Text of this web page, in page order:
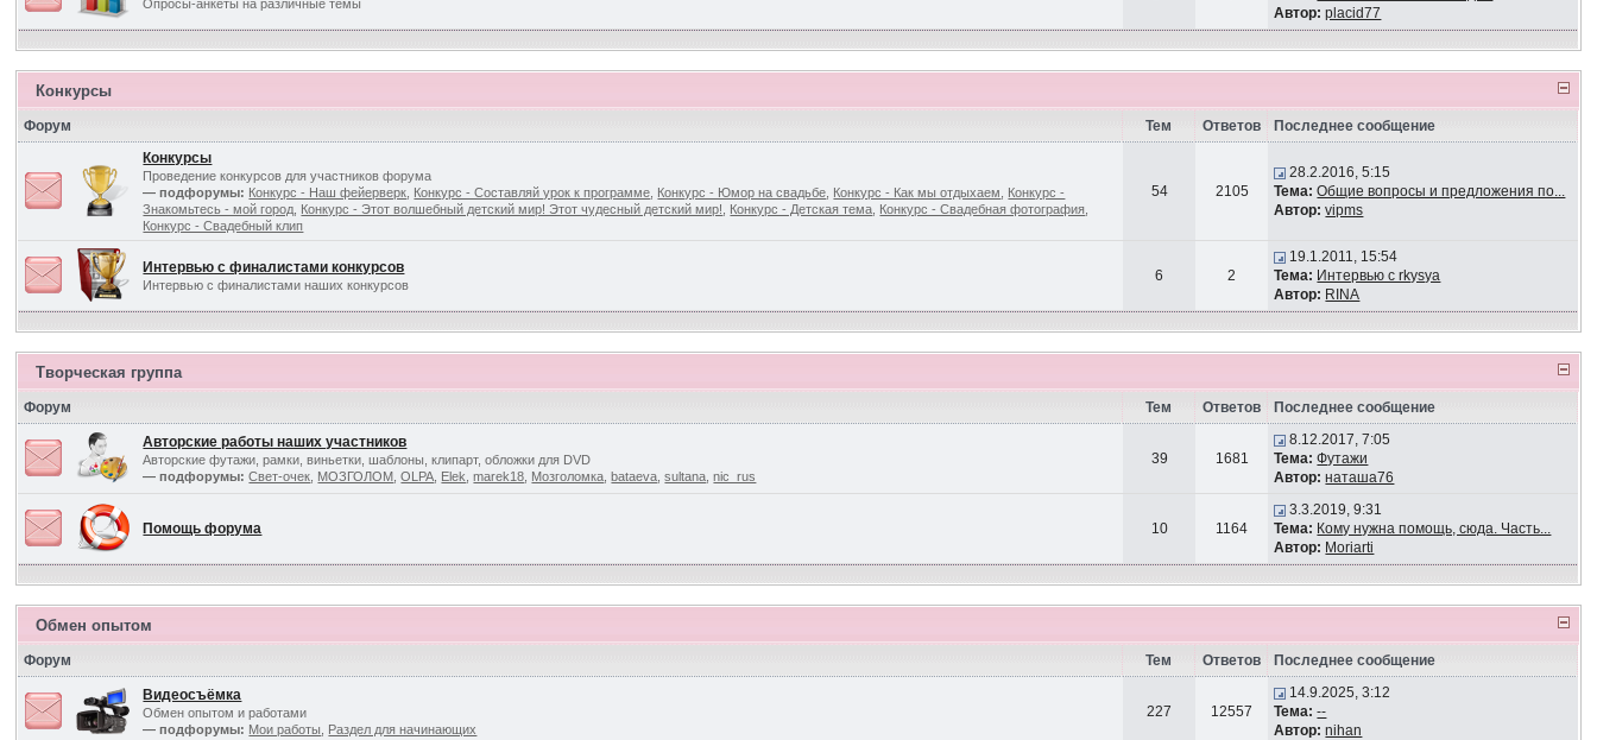
Опросы-анкеты на различные темы
Автор: placid77
Конкурсы
Форум Тем Ответов
Последнее сообщение
Конкурсы
Проведение конкурсов для участников форума
— подфорумы: Конкурс - Наш фейерверк Конкурс - Составляй урок к программе Конкурс - Юмор на свадьбе Конкурс - Как мы отдыхаем
Конкурс -
Знакомьтесь - мой город Конкурс - Этот волшебный детский мир! Этот чудесный детский мир! Конкурс - Детская тема Конкурс - Свадебная фотография
Конкурс - Свадебный клип
54 2105
28.2.2016, 5:15
Тема: Общие вопросы и предложения по...
Автор: vipms
Интервью с финалистами конкурсов
Интервью с финалистами наших конкурсов
6 2
19.1.2011, 15:54
Тема: Интервью с rkysya
Автор: RINA
Творческая группа
Форум Тем Ответов Последнее сообщение
Авторские работы наших участников
Авторские футажи, рамки, виньетки, шаблоны, клипарт, обложки для DVD
— подфорумы: Свет-очек МОЗГОЛОМ ,OLPA Elek ,marek18 Мозголомка ,bataeva ,sultana ,nic_rus
39 1681
8.12.2017, 7:05
Тема: Футажи
Автор: наташа76
Помощь форума 10 1164
3.3.2019, 9:31
Тема: Кому нужна помощь, сюда. Часть...
Автор: Moriarti
Обмен опытом
Форум Тем Ответов Последнее сообщение
Видеосъёмка
Обмен опытом и работами
— подфорумы: Мои работы Раздел для начинающих
227 12557
14.9.2025, 3:12
Тема: --
Автор: nihan